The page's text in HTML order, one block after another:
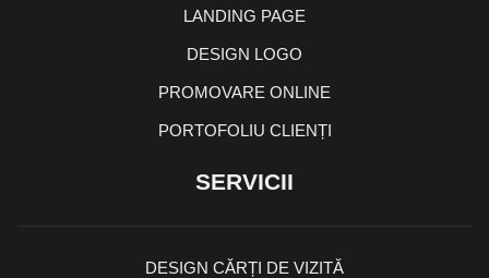
LANDING PAGE
DESIGN LOGO
PROMOVARE ONLINE
PORTOFOLIU CLIENȚI
SERVICII
DESIGN CĂRȚI DE VIZITĂ